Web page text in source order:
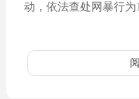
动，依法查处网暴行为